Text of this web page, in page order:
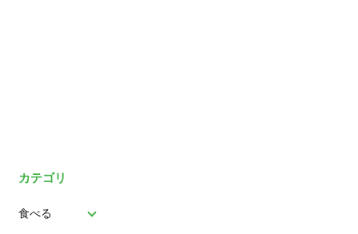
カテゴリ
食べる